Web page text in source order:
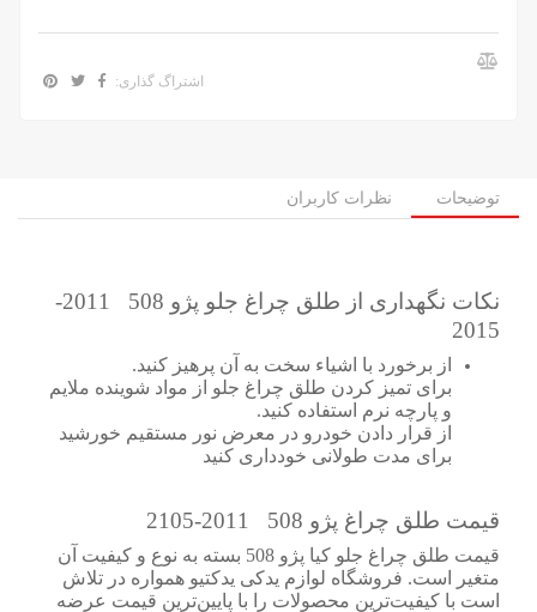
اشتراگ گذاری:
توضیحات نظرات کاربران
نکات نگهداری از طلق چراغ جلو پژو 508 2011-
2015
از برخورد با اشیاء سخت به آن پرهیز کنید.
برای تمیز کردن طلق چراغ جلو از مواد شوینده ملایم
و پارچه نرم استفاده کنید.
از قرار دادن خودرو در معرض نور مستقیم خورشید
برای مدت طولانی خودداری کنید
قیمت طلق چراغ پژو 508 2011-2105
قیمت طلق چراغ جلو کیا پژو 508 بسته به نوع و کیفیت آن
متغیر است. فروشگاه لوازم یدکی یدکتیو همواره در تلاش
است با کیفیت‌ترین محصولات را با پایین‌ترین قیمت عرضه